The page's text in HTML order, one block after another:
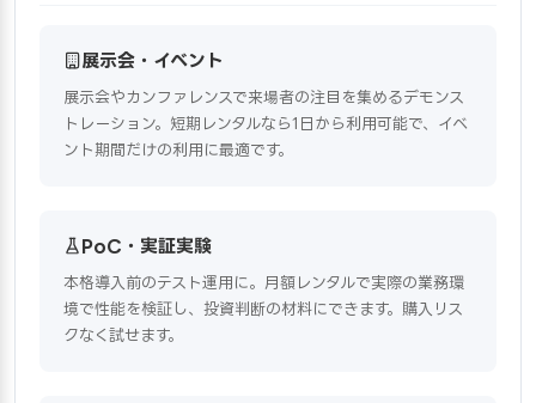
展示会・イベント
展示会やカンファレンスで来場者の注目を集めるデモンス
トレーション。短期レンタルなら1日から利用可能で、イベ
ント期間だけの利用に最適です。
PoC・実証実験
本格導入前のテスト運用に。月額レンタルで実際の業務環
境で性能を検証し、投資判断の材料にできます。購入リス
クなく試せます。